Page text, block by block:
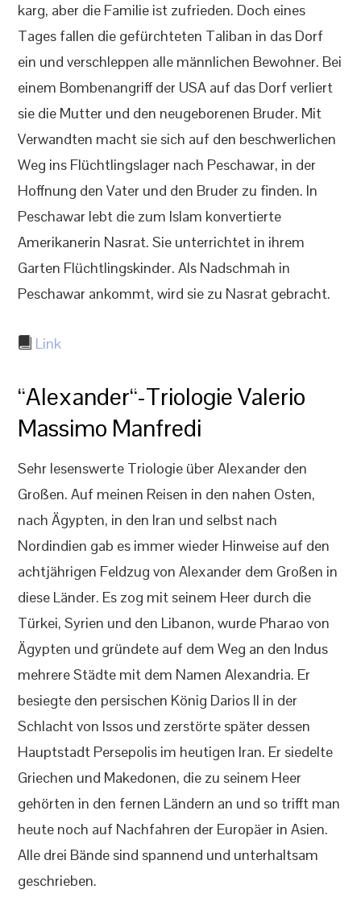
karg, aber die Familie ist zufrieden. Doch eines
Tages fallen die gefürchteten Taliban in das Dorf
ein und verschleppen alle männlichen Bewohner. Bei
einem Bombenangriff der USA auf das Dorf verliert
sie die Mutter und den neugeborenen Bruder. Mit
Verwandten macht sie sich auf den beschwerlichen
Weg ins Flüchtlingslager nach Peschawar, in der
Hoffnung den Vater und den Bruder zu finden. In
Peschawar lebt die zum Islam konvertierte
Amerikanerin Nasrat. Sie unterrichtet in ihrem
Garten Flüchtlingskinder. Als Nadschmah in
Peschawar ankommt, wird sie zu Nasrat gebracht.
Link
“Alexander“-Triologie Valerio
Massimo Manfredi
Sehr lesenswerte Triologie über Alexander den
Großen. Auf meinen Reisen in den nahen Osten,
nach Ägypten, in den Iran und selbst nach
Nordindien gab es immer wieder Hinweise auf den
achtjährigen Feldzug von Alexander dem Großen in
diese Länder. Es zog mit seinem Heer durch die
Türkei, Syrien und den Libanon, wurde Pharao von
Ägypten und gründete auf dem Weg an den Indus
mehrere Städte mit dem Namen Alexandria. Er
besiegte den persischen König Darios II in der
Schlacht von Issos und zerstörte später dessen
Hauptstadt Persepolis im heutigen Iran. Er siedelte
Griechen und Makedonen, die zu seinem Heer
gehörten in den fernen Ländern an und so trifft man
heute noch auf Nachfahren der Europäer in Asien.
Alle drei Bände sind spannend und unterhaltsam
geschrieben.